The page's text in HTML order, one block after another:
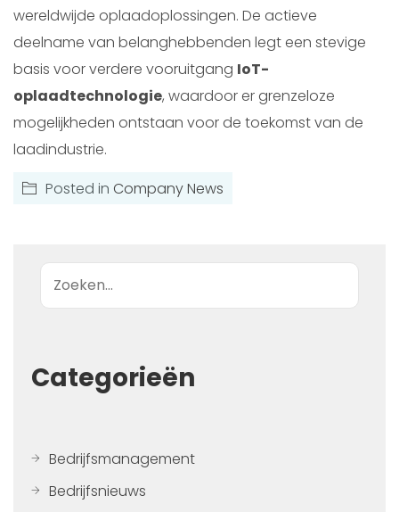
wereldwijde oplaadoplossingen. De actieve
deelname van belanghebbenden legt een stevige
basis voor verdere vooruitgang IoT-
oplaadtechnologie, waardoor er grenzeloze
mogelijkheden ontstaan voor de toekomst van de
laadindustrie.
Posted in Company News
Zoek op
Categorieën
Bedrijfsmanagement
Bedrijfsnieuws